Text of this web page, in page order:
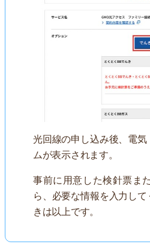
光回線の申し込み後、電
ムが表示されます。
事前に用意した検針票ま
ら、必要な情報を入力し
きは以上です。